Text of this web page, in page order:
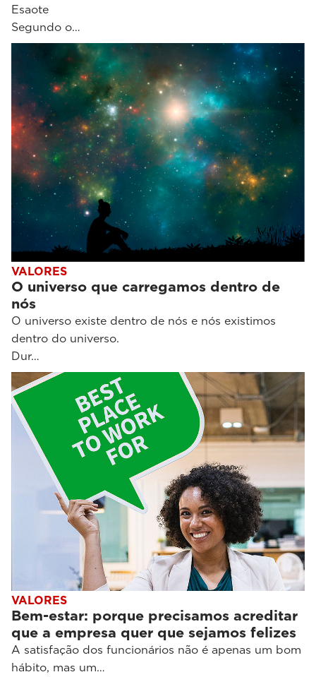
Esaote
Segundo o…
VALORES
O universo que carregamos dentro de
nós
O universo existe dentro de nós e nós existimos
dentro do universo.
Dur…
VALORES
Bem-estar: porque precisamos acreditar
que a empresa quer que sejamos felizes
A satisfação dos funcionários não é apenas um bom
hábito, mas um…